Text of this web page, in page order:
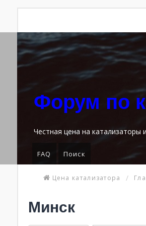
Форум по
Честная цена на
FAQ Поиск
Цена катализатора
Минск